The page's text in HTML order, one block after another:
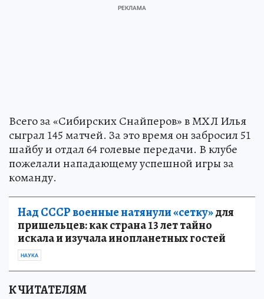
Всего за «Сибирских Снайперов» в МХЛ Илья
сыграл 145 матчей. За это время он забросил 51
шайбу и отдал 64 голевые передачи. В клубе
пожелали нападающему успешной игры за
команду.
Над СССР военные натянули «сетку»для
пришельцев: как страна 13 лет тайно
искала и изучала инопланетных гостей
НАУКА
К ЧИТАТЕЛЯМ